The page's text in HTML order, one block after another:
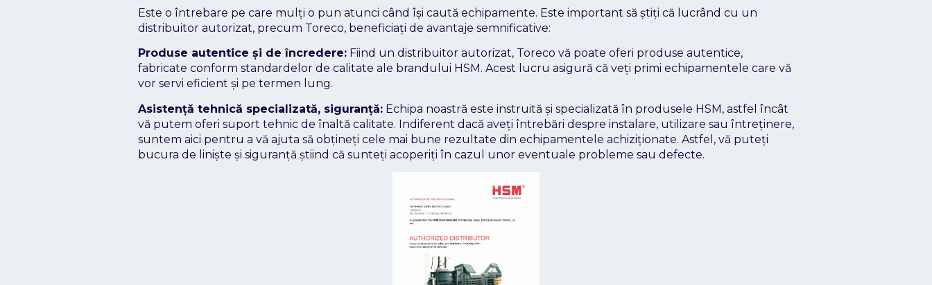
Este o întrebare pe care mulți o pun atunci când își caută echipamente. Este important să știți că lucrând cu un
distribuitor autorizat, precum Toreco, beneficiați de avantaje semnificative:
Produse autentice și de încredere: Fiind un distribuitor autorizat, Toreco vă poate oferi produse autentice,
fabricate conform standardelor de calitate ale brandului HSM. Acest lucru asigură că veți primi echipamentele care vă
vor servi eficient și pe termen lung.
Asistență tehnică specializată, siguranță: Echipa noastră este instruită și specializată în produsele HSM, astfel încât
vă putem oferi suport tehnic de înaltă calitate. Indiferent dacă aveți întrebări despre instalare, utilizare sau întreținere,
suntem aici pentru a vă ajuta să obțineți cele mai bune rezultate din echipamentele achiziționate. Astfel, vă puteți
bucura de liniște și siguranță știind că sunteți acoperiți în cazul unor eventuale probleme sau defecte.